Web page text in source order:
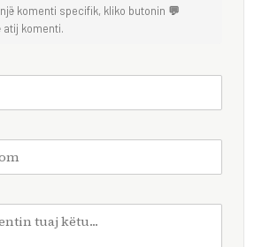
komenti specifik, kliko butonin 💬
atij komenti.